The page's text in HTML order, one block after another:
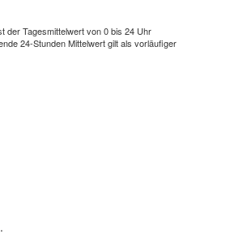
der Tagesmittelwert von 0 bis 24 Uhr
24-Stunden Mittelwert gilt als vorläufiger
.